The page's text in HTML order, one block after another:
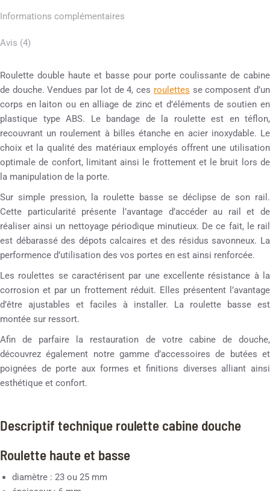
Informations complémentaires
Avis (4)
Roulette double haute et basse pour porte coulissante de cabine
de douche. Vendues par lot de 4, ces roulettes se composent d’un
corps en laiton ou en alliage de zinc et d’éléments de soutien en
plastique type ABS. Le bandage de la roulette est en téflon,
recouvrant un roulement à billes étanche en acier inoxydable. Le
choix et la qualité des matériaux employés offrent une utilisation
optimale de confort, limitant ainsi le frottement et le bruit lors de
la manipulation de la porte.
Sur simple pression, la roulette basse se déclipse de son rail.
Cette particularité présente l’avantage d’accéder au rail et de
réaliser ainsi un nettoyage périodique minutieux. De ce fait, le rail
est débarassé des dépots calcaires et des résidus savonneux. La
performence d’utilisation des vos portes en est ainsi renforcée.
Les roulettes se caractérisent par une excellente résistance à la
corrosion et par un frottement réduit. Elles présentent l’avantage
d’être ajustables et faciles à installer. La roulette basse est
montée sur ressort.
Afin de parfaire la restauration de votre cabine de douche,
découvrez également notre gamme d’accessoires de butées et
poignées de porte aux formes et finitions diverses alliant ainsi
esthétique et confort.
Descriptif technique roulette cabine douche
Roulette haute et basse
diamètre : 23 ou 25 mm